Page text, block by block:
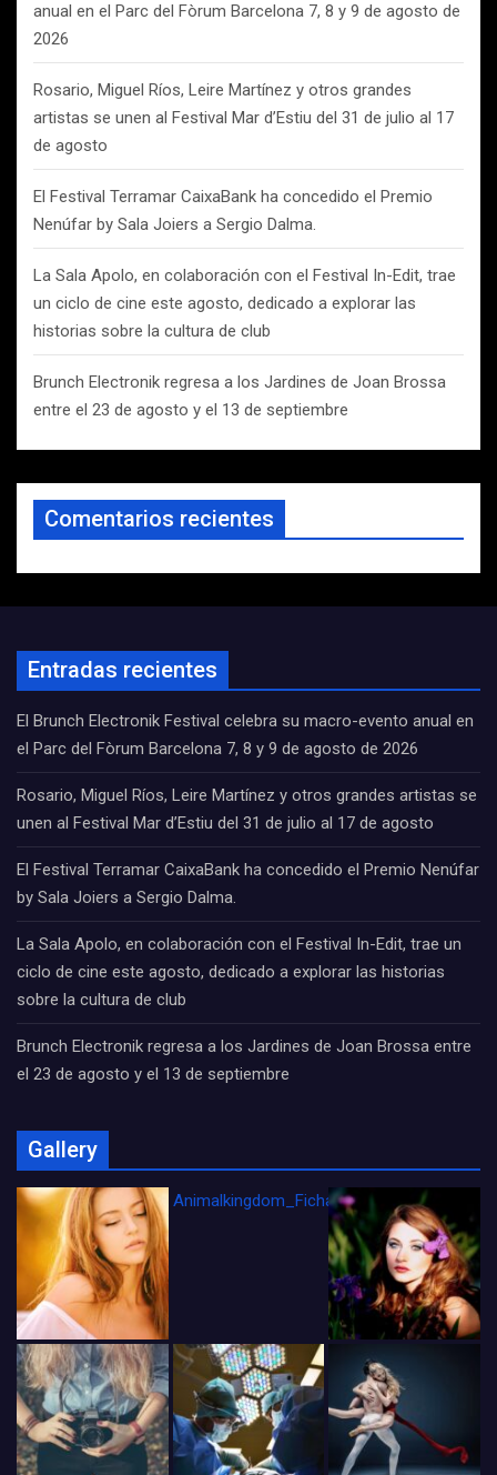
anual en el Parc del Fòrum Barcelona 7, 8 y 9 de agosto de
2026
Rosario, Miguel Ríos, Leire Martínez y otros grandes
artistas se unen al Festival Mar d’Estiu del 31 de julio al 17
de agosto
El Festival Terramar CaixaBank ha concedido el Premio
Nenúfar by Sala Joiers a Sergio Dalma.
La Sala Apolo, en colaboración con el Festival In-Edit, trae
un ciclo de cine este agosto, dedicado a explorar las
historias sobre la cultura de club
Brunch Electronik regresa a los Jardines de Joan Brossa
entre el 23 de agosto y el 13 de septiembre
Comentarios recientes
Entradas recientes
El Brunch Electronik Festival celebra su macro-evento anual en
el Parc del Fòrum Barcelona 7, 8 y 9 de agosto de 2026
Rosario, Miguel Ríos, Leire Martínez y otros grandes artistas se
unen al Festival Mar d’Estiu del 31 de julio al 17 de agosto
El Festival Terramar CaixaBank ha concedido el Premio Nenúfar
by Sala Joiers a Sergio Dalma.
La Sala Apolo, en colaboración con el Festival In-Edit, trae un
ciclo de cine este agosto, dedicado a explorar las historias
sobre la cultura de club
Brunch Electronik regresa a los Jardines de Joan Brossa entre
el 23 de agosto y el 13 de septiembre
Gallery
Animalkingdom_FichaCine